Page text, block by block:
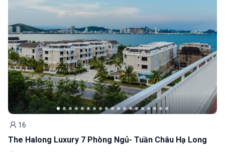
Khách
16
The Halong Luxury 7 Phòng Ngủ- Tuần Châu Hạ Long